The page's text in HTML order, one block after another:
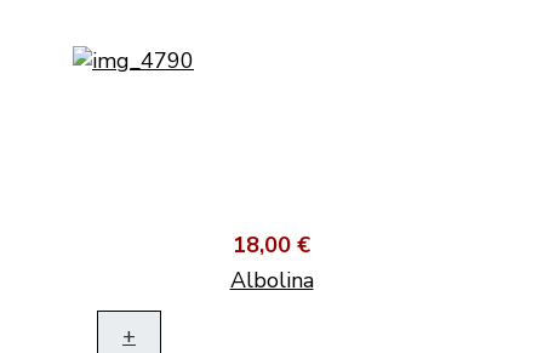
18,00 €
Albolina
+